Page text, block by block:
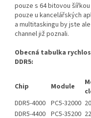
pouze s 64 bitovou
pouze u kancelářských
a multitaskingu by jste
channel již poznali.
Obecná tabulka
DDR5:
Chip Module
DDR5-4000 PC5-32000
DDR5-4400 PC5-35200